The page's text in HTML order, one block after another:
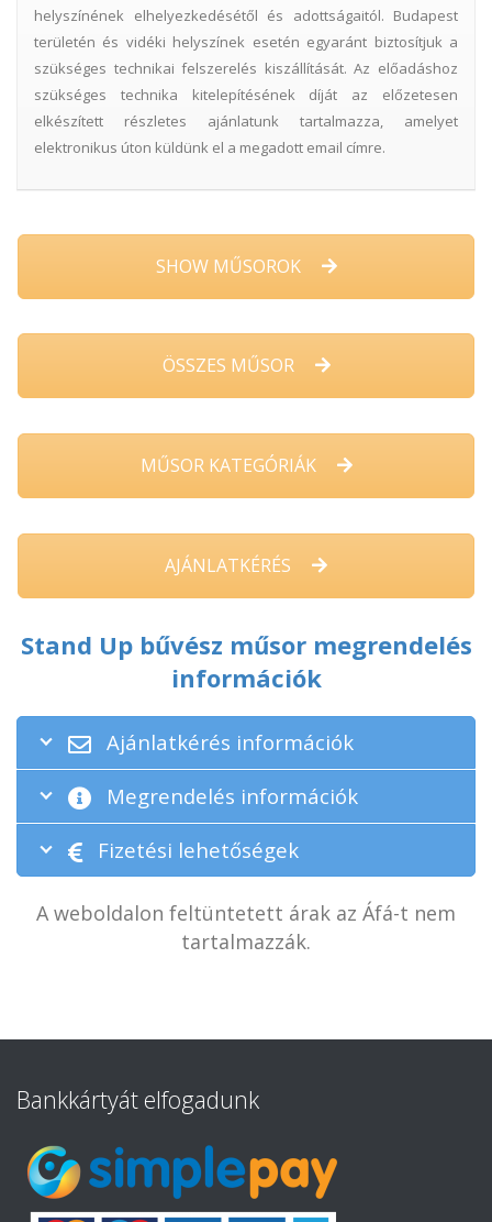
helyszínének elhelyezkedésétől és adottságaitól. Budapest
területén és vidéki helyszínek esetén egyaránt biztosítjuk a
szükséges technikai felszerelés kiszállítását. Az előadáshoz
szükséges technika kitelepítésének díját az előzetesen
elkészített részletes ajánlatunk tartalmazza, amelyet
elektronikus úton küldünk el a megadott email címre.
SHOW MŰSOROK
ÖSSZES MŰSOR
MŰSOR KATEGÓRIÁK
AJÁNLATKÉRÉS
Stand Up bűvész műsor megrendelés
információk
Ajánlatkérés információk
Megrendelés információk
Fizetési lehetőségek
A weboldalon feltüntetett árak az Áfá-t nem
tartalmazzák.
Bankkártyát elfogadunk